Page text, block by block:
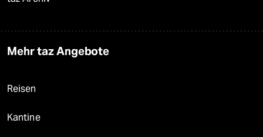
Mehr taz Angebote
Reisen
Kantine